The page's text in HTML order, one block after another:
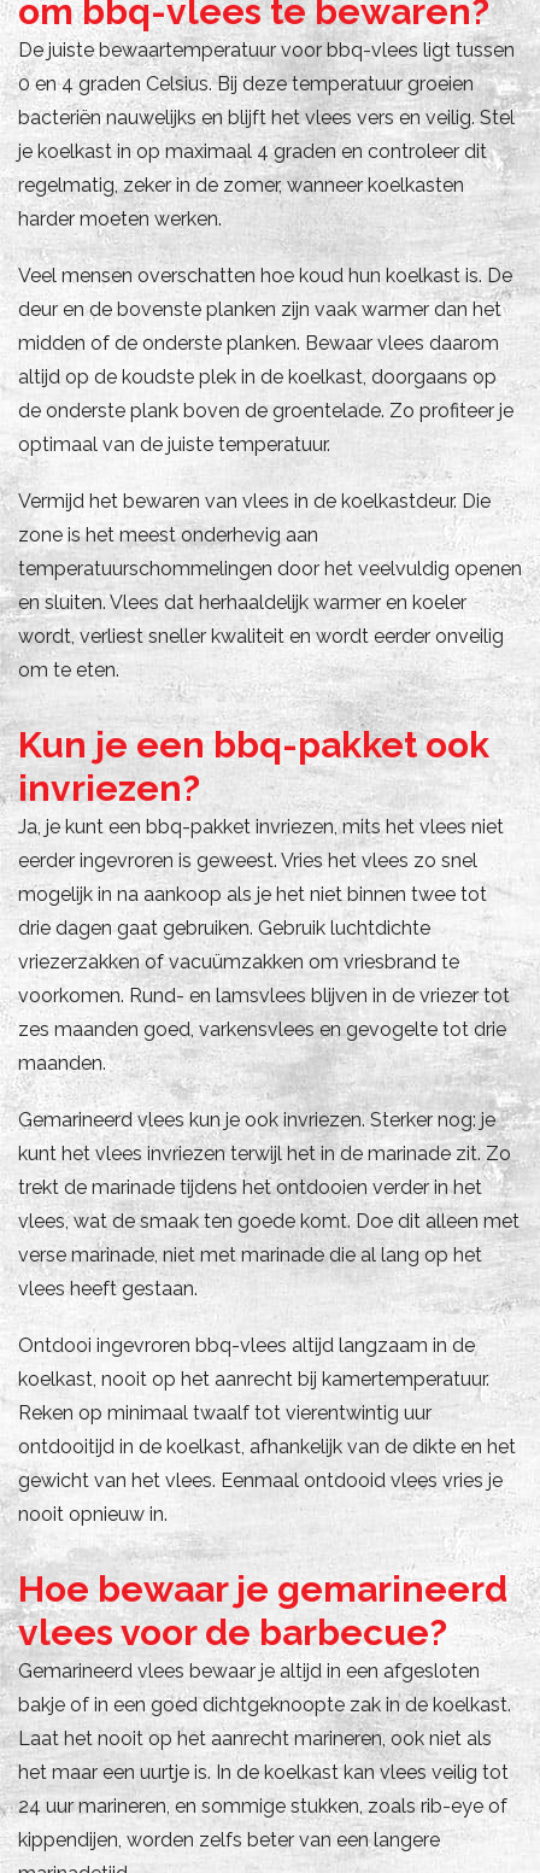
om bbq-vlees te bewaren?
De juiste bewaartemperatuur voor bbq-vlees ligt tussen
0 en 4 graden Celsius. Bij deze temperatuur groeien
bacteriën nauwelijks en blijft het vlees vers en veilig. Stel
je koelkast in op maximaal 4 graden en controleer dit
regelmatig, zeker in de zomer, wanneer koelkasten
harder moeten werken.
Veel mensen overschatten hoe koud hun koelkast is. De
deur en de bovenste planken zijn vaak warmer dan het
midden of de onderste planken. Bewaar vlees daarom
altijd op de koudste plek in de koelkast, doorgaans op
de onderste plank boven de groentelade. Zo profiteer je
optimaal van de juiste temperatuur.
Vermijd het bewaren van vlees in de koelkastdeur. Die
zone is het meest onderhevig aan
temperatuurschommelingen door het veelvuldig openen
en sluiten. Vlees dat herhaaldelijk warmer en koeler
wordt, verliest sneller kwaliteit en wordt eerder onveilig
om te eten.
Kun je een bbq-pakket ook
invriezen?
Ja, je kunt een bbq-pakket invriezen, mits het vlees niet
eerder ingevroren is geweest. Vries het vlees zo snel
mogelijk in na aankoop als je het niet binnen twee tot
drie dagen gaat gebruiken. Gebruik luchtdichte
vriezerzakken of vacuümzakken om vriesbrand te
voorkomen. Rund- en lamsvlees blijven in de vriezer tot
zes maanden goed, varkensvlees en gevogelte tot drie
maanden.
Gemarineerd vlees kun je ook invriezen. Sterker nog: je
kunt het vlees invriezen terwijl het in de marinade zit. Zo
trekt de marinade tijdens het ontdooien verder in het
vlees, wat de smaak ten goede komt. Doe dit alleen met
verse marinade, niet met marinade die al lang op het
vlees heeft gestaan.
Ontdooi ingevroren bbq-vlees altijd langzaam in de
koelkast, nooit op het aanrecht bij kamertemperatuur.
Reken op minimaal twaalf tot vierentwintig uur
ontdooitijd in de koelkast, afhankelijk van de dikte en het
gewicht van het vlees. Eenmaal ontdooid vlees vries je
nooit opnieuw in.
Hoe bewaar je gemarineerd
vlees voor de barbecue?
Gemarineerd vlees bewaar je altijd in een afgesloten
bakje of in een goed dichtgeknoopte zak in de koelkast.
Laat het nooit op het aanrecht marineren, ook niet als
het maar een uurtje is. In de koelkast kan vlees veilig tot
24 uur marineren, en sommige stukken, zoals rib-eye of
kippendijen, worden zelfs beter van een langere